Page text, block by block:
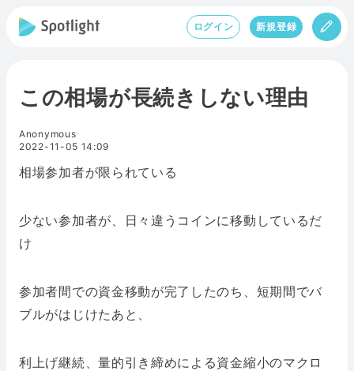
ログイン 新規登録
この相場が長続きしない理由
Anonymous
2022-11-05 14:09
相場参加者が限られている
少ない参加者が、日々違うコインに移動しているだ
け
参加者間での資金移動が完了したのち、短期間でバ
ブルがはじけたあと、
利上げ継続、量的引き締めによる資金縮小のマクロ